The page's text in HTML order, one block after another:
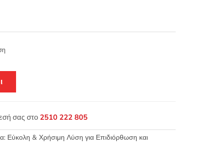
σας στο 2510 222 805
Εύκολη & Χρήσιμη Λύση για Επιδιόρθωση και